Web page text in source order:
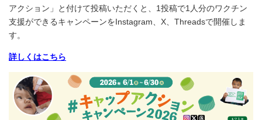
アクション」と付けて投稿いただくと、1投稿で1人分のワクチン
支援ができるキャンペーンをInstagram、X、Threadsで開催しま
す。
詳しくはこちら